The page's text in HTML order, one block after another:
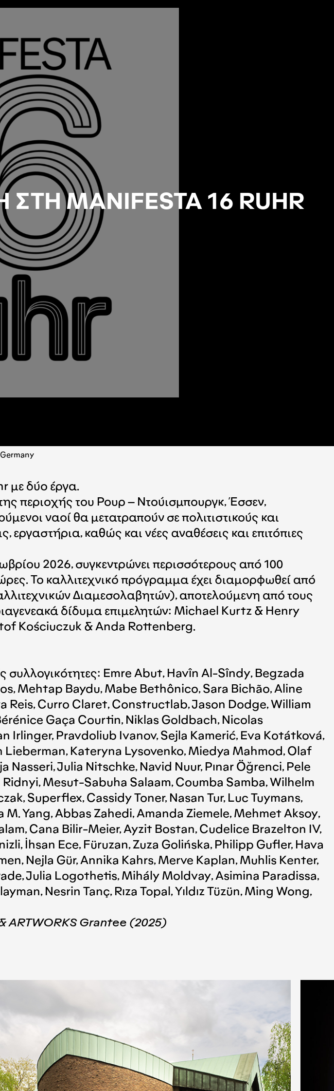
MANIFESTA 16 RUHR
Germany
με δύο έργα.
περιοχής του Ρουρ – Ντούισμπουργκ, Έσσεν,
ναοί θα μετατραπούν σε πολιτιστικούς και
εργαστήρια, καθώς και νέες αναθέσεις και επιτόπιες
2026, συγκεντρώνει περισσότερους από 100
Το καλλιτεχνικό πρόγραμμα έχει διαμορφωθεί από
Διαμεσολαβητών), αποτελούμενη από τους
δίδυμα επιμελητών: Michael Kurtz & Henry
Kościuczuk & Anda Rottenberg.
συλλογικότητες: Emre Abut, Havîn Al-Sîndy, Begzada
Mehtap Baydu, Mabe Bethônico, Sara Bichão, Aline
Reis, Curro Claret, Constructlab, Jason Dodge, William
Gaça Courtin, Niklas Goldbach, Nicolas
Irlinger, Pravdoliub Ivanov, Sejla Kamerić, Eva Kotátková,
Lieberman, Kateryna Lysovenko, Miedya Mahmod, Olaf
Julia Nitschke, Navid Nuur, Pınar Öğrenci, Pele
Mesut-Sabuha Salaam, Coumba Samba, Wilhelm
Superflex, Cassidy Toner, Nasan Tur, Luc Tuymans,
Yang, Abbas Zahedi, Amanda Ziemele, Mehmet Aksoy,
Cana Bilir-Meier, Ayzit Bostan, Cudelice Brazelton IV,
İhsan Ece, Füruzan, Zuza Golińska, Philipp Gufler, Hava
Nejla Gür, Annika Kahrs, Merve Kaplan, Muhlis Kenter,
Julia Logothetis, Mihály Moldvay, Asimina Paradissa,
Nesrin Tanç, Rıza Topal, Yıldız Tüzün, Ming Wong,
ARTWORKS Grantee (2025)